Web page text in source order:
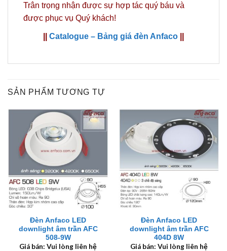
Trân trọng nhận được sự hợp tác quý báu và
được phục vụ Quý khách!
Catalogue – Bảng giá đèn Anfaco
SẢN PHẨM TƯƠNG TỰ
Đèn Anfaco LED
downlight âm trần AFC
508-9W
Giá bán: Vui lòng liên hệ
Đèn Anfaco LED
downlight âm trần AFC
404D 8W
Giá bán: Vui lòng liên hệ